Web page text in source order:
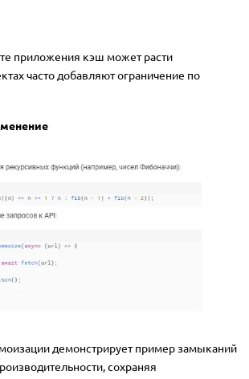
приложения кэш может расти
часто добавляют ограничение по
демонстрирует пример замыканий
сохраняя